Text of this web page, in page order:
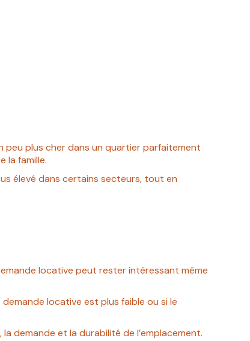
peu plus cher dans un quartier parfaitement
la famille.
élevé dans certains secteurs, tout en
locative peut rester intéressant même
locative est plus faible ou si le
demande et la durabilité de l’emplacement.